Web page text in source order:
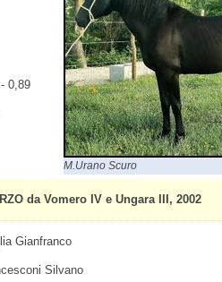
M.Urano Scuro
0,89
da Vomero IV e Ungara III, 2002
Gianfranco
Silvano